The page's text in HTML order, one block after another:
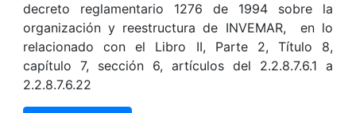
decreto reglamentario 1276 de 1994 sobre la
organización y reestructura de INVEMAR, en lo
relacionado con el Libro II, Parte 2, Título 8,
capítulo 7, sección 6, artículos del 2.2.8.7.6.1 a
2.2.8.7.6.22